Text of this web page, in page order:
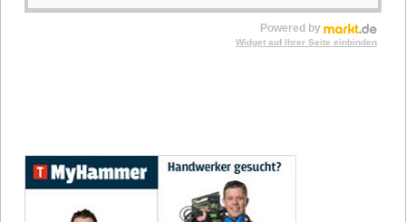
Powered by
Widget auf Ihrer Seite einbinden